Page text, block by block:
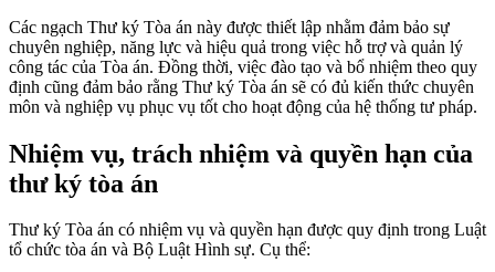
Các ngạch Thư ký Tòa án này được thiết lập nhằm đảm bảo sự
chuyên nghiệp, năng lực và hiệu quả trong việc hỗ trợ và quản lý
công tác của Tòa án. Đồng thời, việc đào tạo và bổ nhiệm theo quy
định cũng đảm bảo rằng Thư ký Tòa án sẽ có đủ kiến thức chuyên
môn và nghiệp vụ phục vụ tốt cho hoạt động của hệ thống tư pháp.
Nhiệm vụ, trách nhiệm và quyền hạn của
thư ký tòa án
Thư ký Tòa án có nhiệm vụ và quyền hạn được quy định trong Luật
tổ chức tòa án và Bộ Luật Hình sự. Cụ thể: